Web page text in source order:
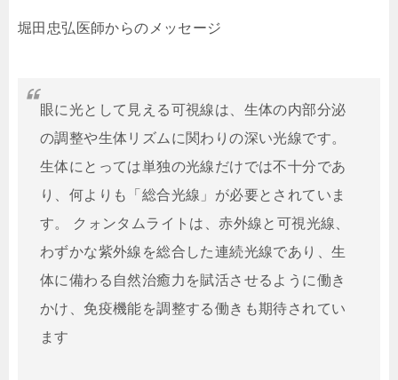
堀田忠弘医師からのメッセージ
眼に光として見える可視線は、生体の内部分泌
の調整や生体リズムに関わりの深い光線です。
生体にとっては単独の光線だけでは不十分であ
り、何よりも「総合光線」が必要とされていま
す。 クォンタムライトは、赤外線と可視光線、
わずかな紫外線を総合した連続光線であり、生
体に備わる自然治癒力を賦活させるように働き
かけ、免疫機能を調整する働きも期待されてい
ます